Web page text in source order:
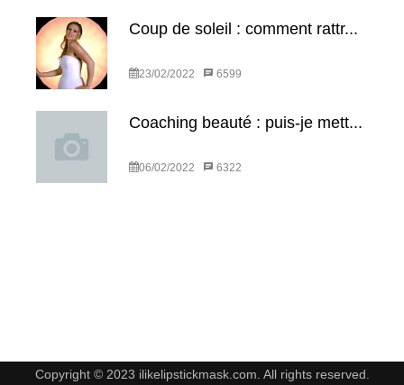
Coup de soleil : comment rattr...
23/02/2022 6599
Coaching beauté : puis-je mett...
06/02/2022 6322
Copyright © 2023 ilikelipstickmask.com. All rights reserved.